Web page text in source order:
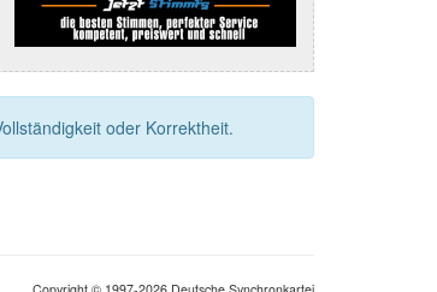
oder Korrektheit.